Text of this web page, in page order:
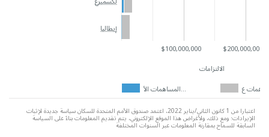
المساهمات الأ…
$100,000,000 $200,000,000
إيطاليا
الالتزامات
اعتبارا من 1 كانون الثاني/يناير 2022، اعتمد صندوق الأمم المتحدة للسكان سياسة جديدة لإثبات
الإيرادات؛ ومع ذلك، ولأغراض هذا الموقع الإلكتروني، يتم تقديم المعلومات بناءً على السياسة
السابقة للسماح بمقارنة المعلومات عبر السنوات المختلفة